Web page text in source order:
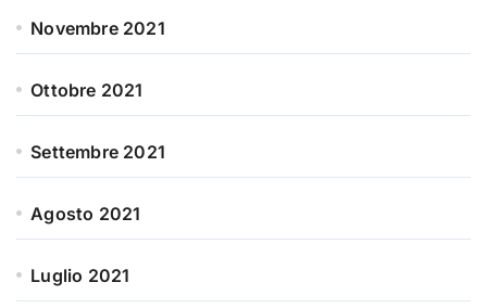
Novembre 2021
Ottobre 2021
Settembre 2021
Agosto 2021
Luglio 2021